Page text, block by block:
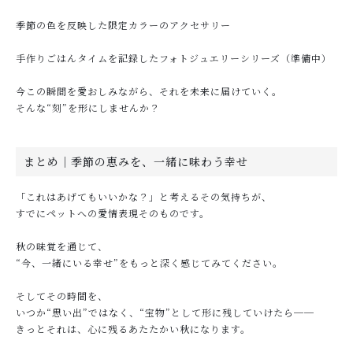
季節の色を反映した限定カラーのアクセサリー
手作りごはんタイムを記録したフォトジュエリーシリーズ（準備中）
今この瞬間を愛おしみながら、それを未来に届けていく。
そんな“刻”を形にしませんか？
まとめ｜季節の恵みを、一緒に味わう幸せ
「これはあげてもいいかな？」と考えるその気持ちが、
すでにペットへの愛情表現そのものです。
秋の味覚を通じて、
“今、一緒にいる幸せ”をもっと深く感じてみてください。
そしてその時間を、
いつか“思い出”ではなく、“宝物”として形に残していけたら──
きっとそれは、心に残るあたたかい秋になります。